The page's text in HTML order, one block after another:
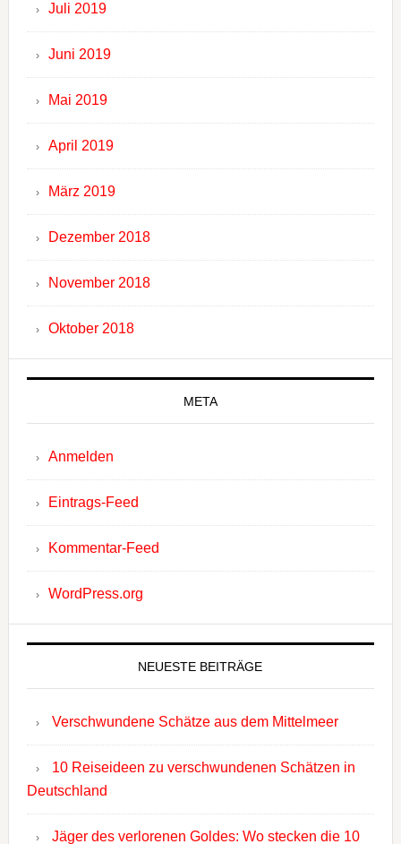
Juli 2019
Juni 2019
Mai 2019
April 2019
März 2019
Dezember 2018
November 2018
Oktober 2018
META
Anmelden
Eintrags-Feed
Kommentar-Feed
WordPress.org
NEUESTE BEITRÄGE
Verschwundene Schätze aus dem Mittelmeer
10 Reiseideen zu verschwundenen Schätzen in
Deutschland
Jäger des verlorenen Goldes: Wo stecken die 10